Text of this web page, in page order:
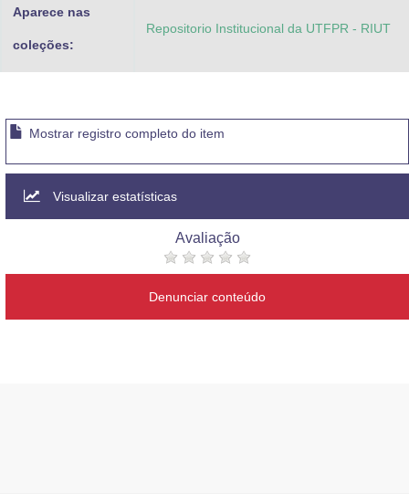
Aparece nas
coleções:
Repositorio Institucional da UTFPR - RIUT
Mostrar registro completo do item
Visualizar estatísticas
Avaliação
Denunciar conteúdo